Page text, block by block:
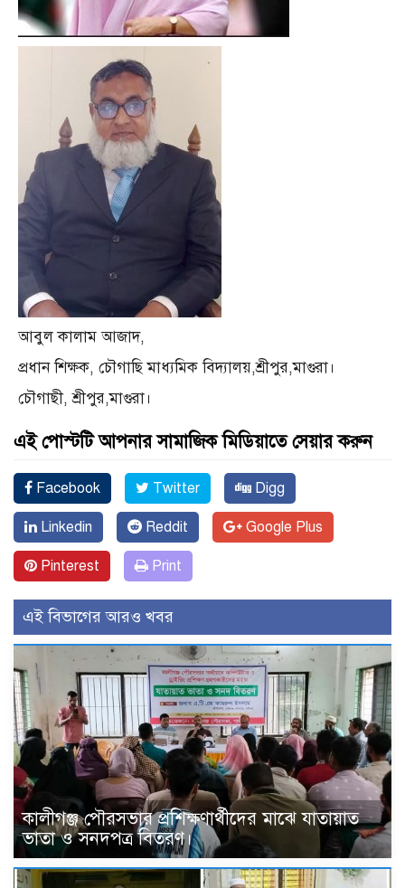
আবুল কালাম আজাদ,
প্রধান শিক্ষক, চৌগাছি মাধ্যমিক বিদ্যালয়,শ্রীপুর,মাগুরা।
চৌগাছী, শ্রীপুর,মাগুরা।
এই পোস্টটি আপনার সামাজিক মিডিয়াতে সেয়ার করুন
Facebook Twitter Digg
Linkedin Reddit Google Plus
Pinterest Print
এই বিভাগের আরও খবর
কালীগঞ্জ পৌরসভার প্রশিক্ষণার্থীদের মাঝে যাতায়াত
ভাতা ও সনদপত্র বিতরণ।